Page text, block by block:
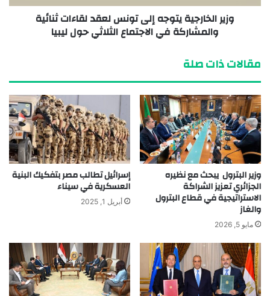
وزير الخارجية يتوجه إلى تونس لعقد لقاءات ثنائية
والمشاركة في الاجتماع الثلاثي حول ليبيا
مقالات ذات صلة
وزير البترول يبحث مع نظيره
الجزائري تعزيز الشراكة
الاستراتيجية في قطاع البترول
والغاز
مايو 5, 2026
إسرائيل تطالب مصر بتفكيك البنية
العسكرية في سيناء
أبريل 1, 2025